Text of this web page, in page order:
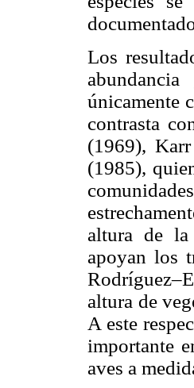
Los
únicamente
contrasta
(1969),
(1985),
altura de la
apoyan los
altura de
A este
importante
aves a